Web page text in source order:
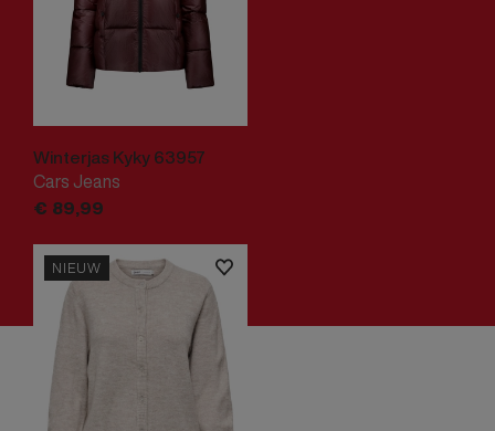
Winterjas Kyky 63957
Cars Jeans
€ 89,99
NIEUW